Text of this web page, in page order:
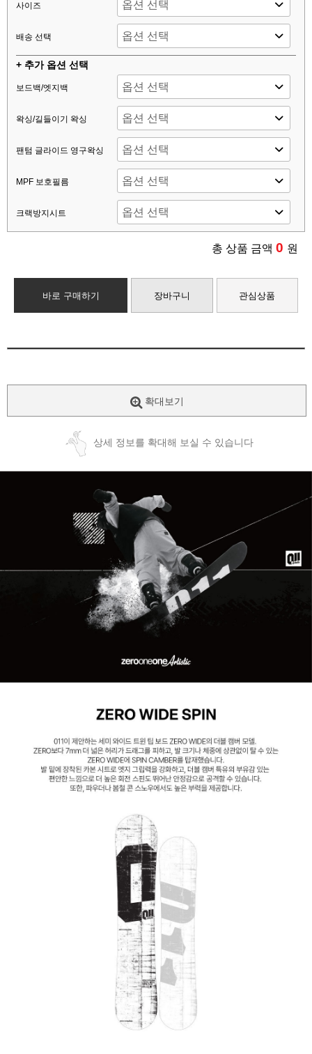
사이즈
배송 선택
+ 추가 옵션 선택
보드백/엣지백
왁싱/길들이기 왁싱
팬텀 글라이드 영구왁싱
MPF 보호필름
크랙방지시트
총 상품 금액 0 원
바로 구매하기 장바구니 관심상품
확대보기
상세 정보를 확대해 보실 수 있습니다